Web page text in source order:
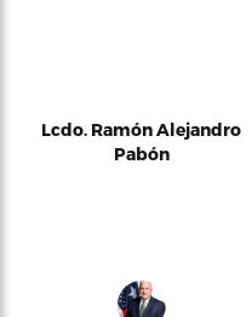
Lcdo. Ramón Alejandro
Pabón